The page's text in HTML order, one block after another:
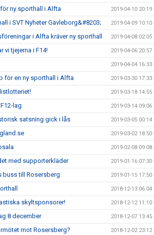
ny sporthall i Alfta 2019-04-10 20:19
i SVT Nyheter Gävleborg&#8203; 2019-04-09 10:10
i Alfta kräver ny sporthall 2019-04-08 02:05
vi tjejerna i F14! 2019-04-06 20:57
2019-04-04 16:33
för en ny sporthall i Alfta 2019-03-30 17:33
2019-03-18 14:55
lag 2019-03-14 09:06
satsning gick i lås 2019-03-05 00:14
2019-03-02 18:50
2019-02-08 09:08
med supporterkläder 2019-01-16 07:30
buss till Rosersberg 2019-01-15 17:50
2018-12-13 06:04
skyltsponsorer! 2018-12-12 11:10
8 december 2018-12-07 13:45
mot Rosersberg? 2018-12-02 23:12